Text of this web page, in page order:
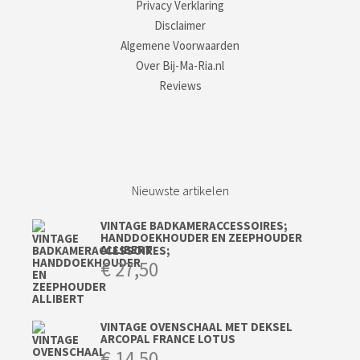
Privacy Verklaring
Disclaimer
Algemene Voorwaarden
Over Bij-Ma-Ria.nl
Reviews
Nieuwste artikelen
VINTAGE BADKAMERACCESSOIRES;
HANDDOEKHOUDER EN ZEEPHOUDER
ALLIBERT
€27,50
VINTAGE OVENSCHAAL MET DEKSEL
ARCOPAL FRANCE LOTUS